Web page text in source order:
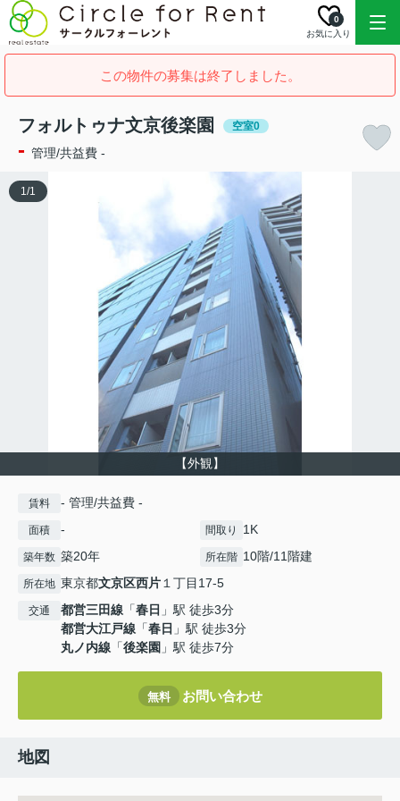
お気に入り
0
この物件の募集は終了しました。
フォルトゥナ文京後楽園 空室0
- 管理/共益費 -
【外観】
1/1
賃料 - 管理/共益費 -
面積 - 間取り 1K
築年数 築20年 所在階 10階/11階建
所在地 東京都文京区西片１丁目17-5
交通 都営三田線 「春日 」駅 徒歩3分
都営大江戸線 「春日 」駅 徒歩3分
丸ノ内線 「後楽園 」駅 徒歩7分
無料 お問い合わせ
地図